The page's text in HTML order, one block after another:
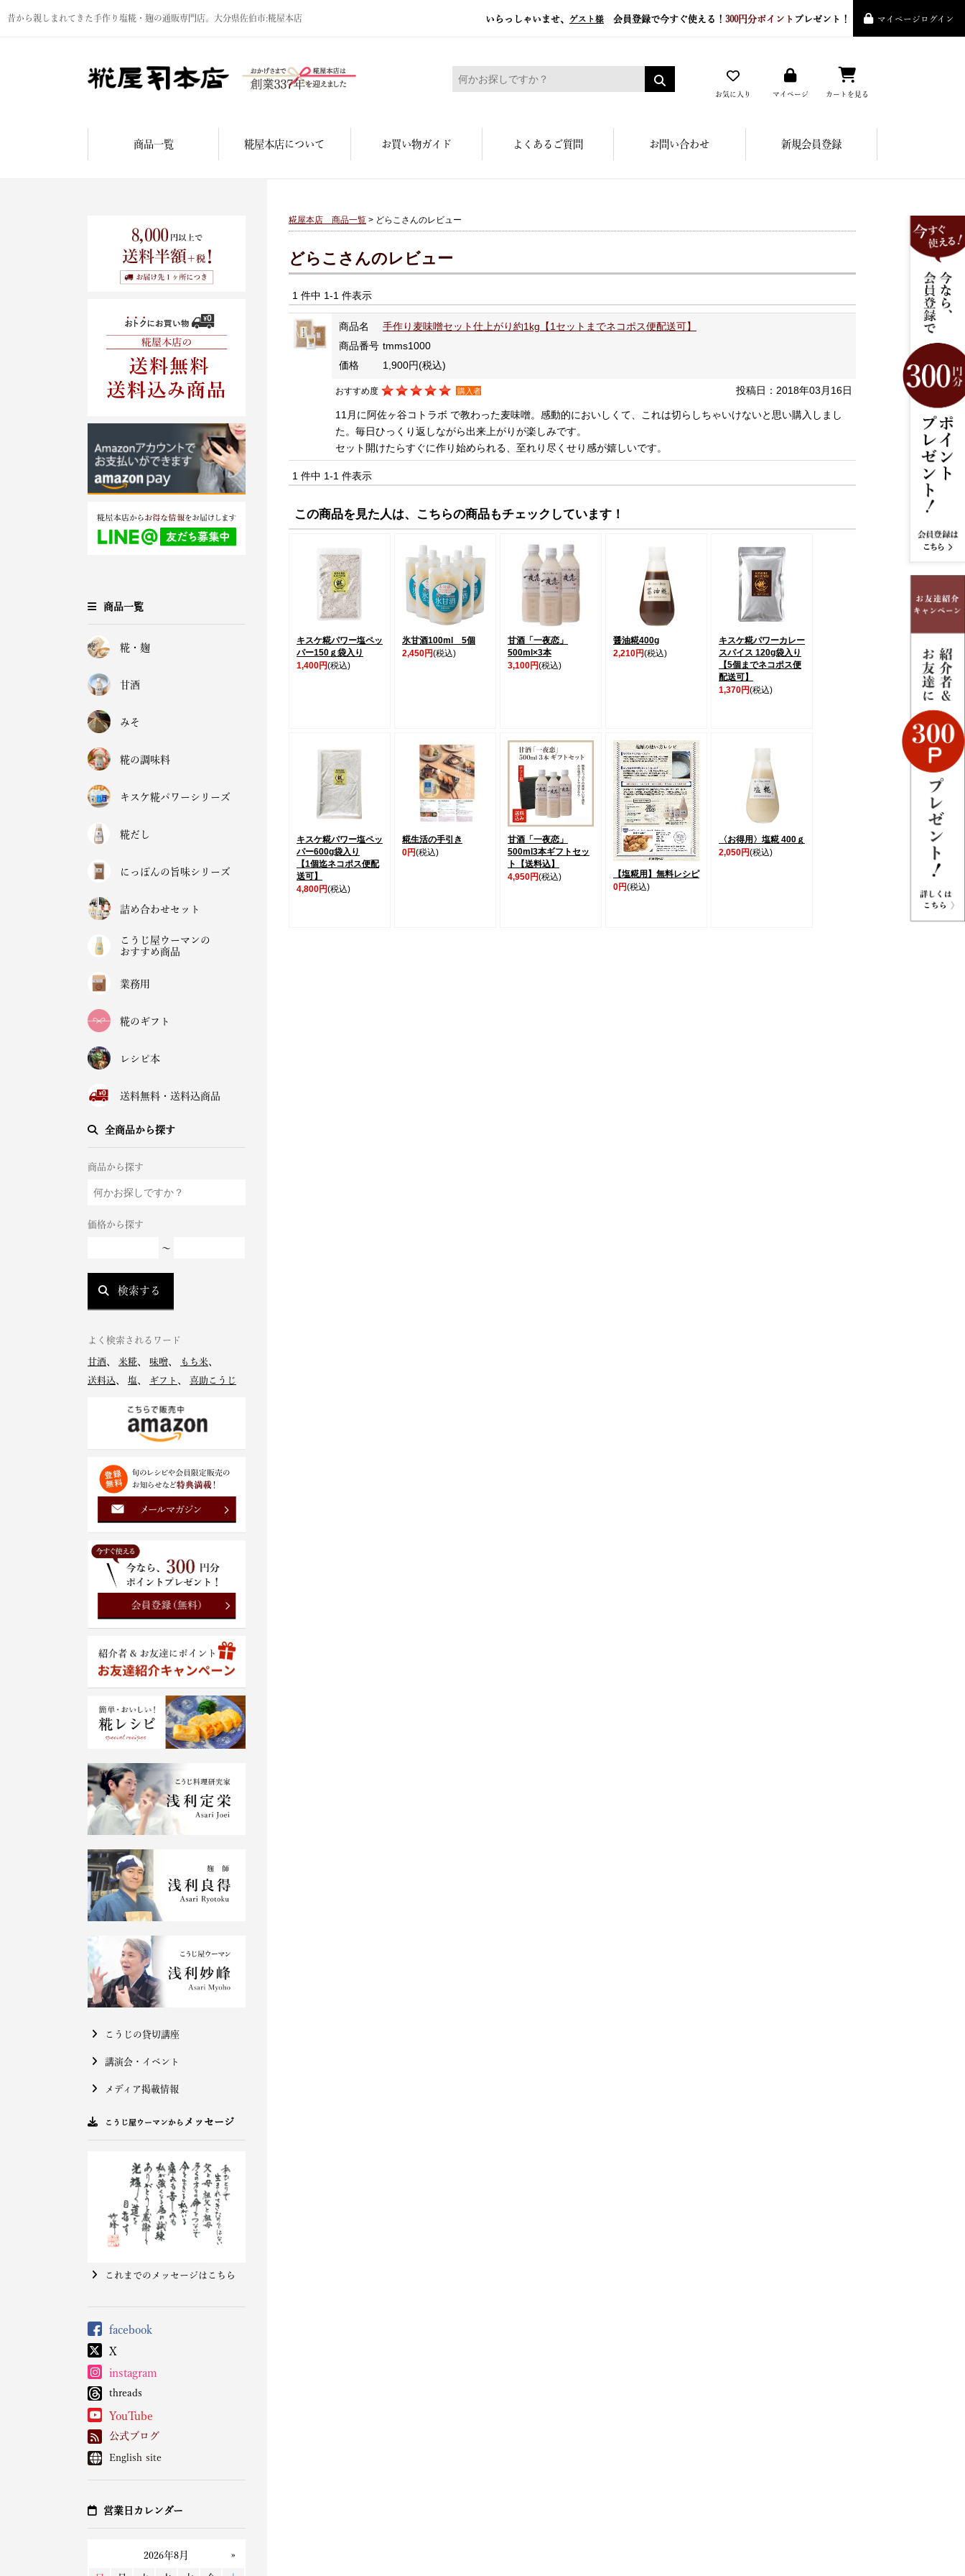
昔から親しまれてきた手作り塩糀・麹の通販専門店。大分県佐伯市:糀屋本店 いらっしゃいませ、 ゲスト様 会員登録で今すぐ使える！ 300円分ポイント プレゼント！ マイページログイン
糀屋本店 - 元禄二年。創業三百余年の味
お気に入り マイページ カートを見る
商品一覧 糀屋本店について お買い物ガイド よくあるご質問 お問い合わせ 新規会員登録
商品一覧
糀・麹
甘酒
みそ
糀の調味料
キスケ糀パワーシリーズ
糀だし
にっぽんの旨味シリーズ
詰め合わせセット
こうじ屋ウーマンの
おすすめ商品
業務用
糀のギフト
レシピ本
送料無料・送料込商品
全商品から探す
商品から探す
価格から探す
～
検索する
よく検索されるワード
甘酒 米糀 味噌 もち米
送料込
塩 ギフト 喜助こうじ
こうじの貸切講座
講演会・イベント
メディア掲載情報
こうじ屋ウーマンから メッセージ
これまでのメッセージはこちら
facebook
X
instagram
threads
YouTube
公式ブログ
English site
営業日カレンダー
糀屋本店 商品一覧 > どらこさんのレビュー
どらこさんのレビュー
1 件中 1-1 件表示
商品名
手作り麦味噌セット仕上がり約1kg【1セットまでネコポス便配送可】
商品番号 tmms1000
価格
1,900円(税込)
投稿日：2018年03月16日
おすすめ度 購入者
11月に阿佐ヶ谷コトラボ で教わった麦味噌。感動的においしくて、これは切らしちゃいけないと思い購入しまし
た。毎日ひっくり返しながら出来上がりが楽しみです。
セット開けたらすぐに作り始められる、至れり尽くせり感が嬉しいです。
1 件中 1-1 件表示
この商品を見た人は、こちらの商品もチェックしています！
キスケ糀パワー塩ペッ
パー150ｇ袋入り
1,400円(税込)
氷甘酒100ml 5個
2,450円(税込)
甘酒「一夜恋」
500ml×3本
3,100円(税込)
醤油糀400g
2,210円(税込)
キスケ糀パワーカレー
スパイス 120g袋入り
【5個までネコポス便
配送可】
1,370円(税込)
キスケ糀パワー塩ペッ
パー600g袋入り
【1個迄ネコポス便配
送可】
4,800円(税込)
糀生活の手引き
0円(税込)
甘酒「一夜恋」
500ml3本ギフトセッ
ト【送料込】
4,950円(税込)
【塩糀用】無料レシピ
0円(税込)
〈お得用〉塩糀 400ｇ
2,050円(税込)